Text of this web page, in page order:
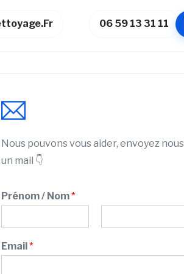
06 59 13 31 11
Nous pouvons vous aider, envoyez nous
un mail 👇
Prénom / Nom*
r
é
Email*